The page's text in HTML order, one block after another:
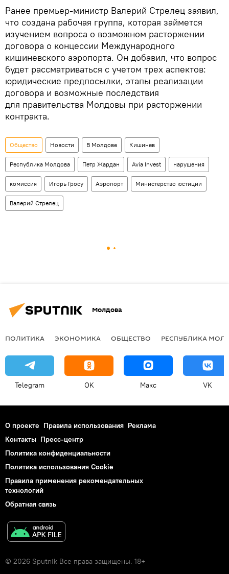
Ранее премьер-министр Валерий Стрелец заявил,
что создана рабочая группа, которая займется
изучением вопроса о возможном расторжении
договора о концессии Международного
кишиневского аэропорта. Он добавил, что вопрос
будет рассматриваться с учетом трех аспектов:
юридические предпосылки, этапы реализации
договора и возможные последствия
для правительства Молдовы при расторжении
контракта.
Общество Новости В Молдове Кишинев
Республика Молдова Петр Жардан Avia Invest нарушения
комиссия Игорь Гросу Аэропорт Министерство юстиции
Валерий Стрелец
Молдова
ПОЛИТИКА ЭКОНОМИКА ОБЩЕСТВО РЕСПУБЛИКА
Telegram OK Макс VK
О проекте Правила использования Реклама
Контакты Пресс-центр
Политика конфиденциальности
Политика использования Cookie
Правила применения рекомендательных
технологий
Обратная связь
© 2026 Sputnik Все права защищены. 18+